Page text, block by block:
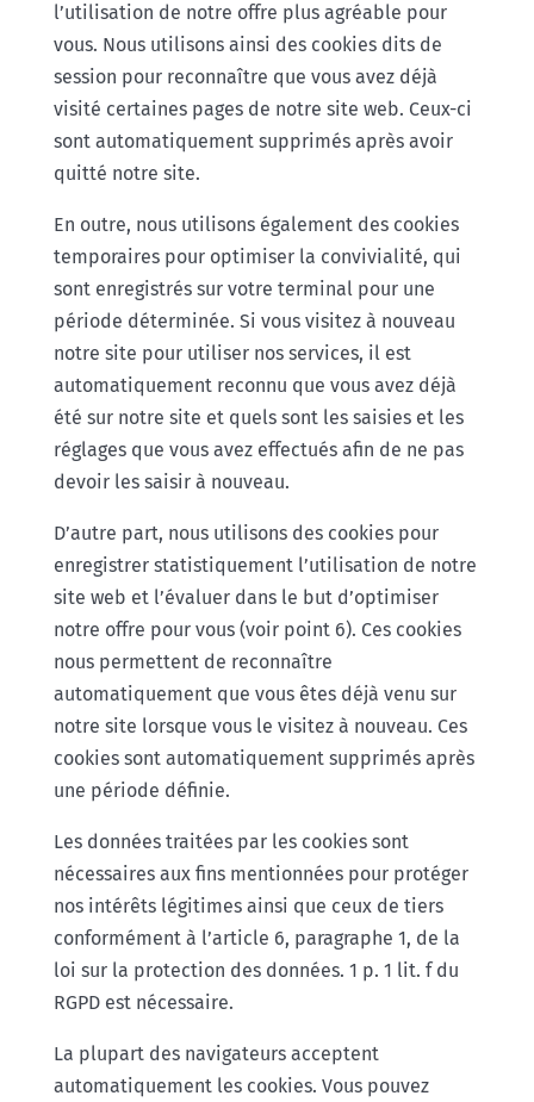
l’utilisation de notre offre plus agréable pour
vous. Nous utilisons ainsi des cookies dits de
session pour reconnaître que vous avez déjà
visité certaines pages de notre site web. Ceux-ci
sont automatiquement supprimés après avoir
quitté notre site.
En outre, nous utilisons également des cookies
temporaires pour optimiser la convivialité, qui
sont enregistrés sur votre terminal pour une
période déterminée. Si vous visitez à nouveau
notre site pour utiliser nos services, il est
automatiquement reconnu que vous avez déjà
été sur notre site et quels sont les saisies et les
réglages que vous avez effectués afin de ne pas
devoir les saisir à nouveau.
D’autre part, nous utilisons des cookies pour
enregistrer statistiquement l’utilisation de notre
site web et l’évaluer dans le but d’optimiser
notre offre pour vous (voir point 6). Ces cookies
nous permettent de reconnaître
automatiquement que vous êtes déjà venu sur
notre site lorsque vous le visitez à nouveau. Ces
cookies sont automatiquement supprimés après
une période définie.
Les données traitées par les cookies sont
nécessaires aux fins mentionnées pour protéger
nos intérêts légitimes ainsi que ceux de tiers
conformément à l’article 6, paragraphe 1, de la
loi sur la protection des données. 1 p. 1 lit. f du
RGPD est nécessaire.
La plupart des navigateurs acceptent
automatiquement les cookies. Vous pouvez